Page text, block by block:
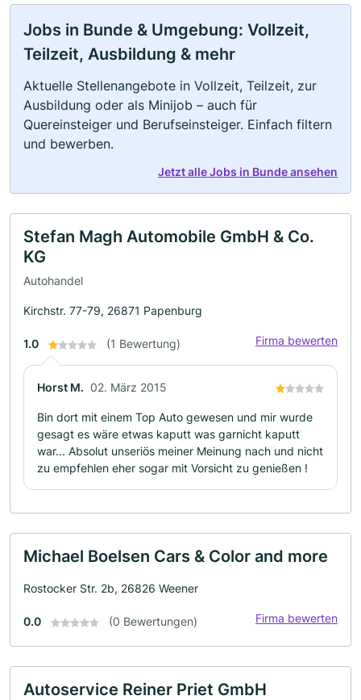
Jobs in Bunde & Umgebung: Vollzeit,
Teilzeit, Ausbildung & mehr
Aktuelle Stellenangebote in Vollzeit, Teilzeit, zur
Ausbildung oder als Minijob – auch für
Quereinsteiger und Berufseinsteiger. Einfach filtern
und bewerben.
Jetzt alle Jobs in Bunde ansehen
Stefan Magh Automobile GmbH & Co.
KG
Autohandel
Kirchstr. 77-79, 26871 Papenburg
1.0 (1 Bewertung) Firma bewerten
Horst M. 02. März 2015
Bin dort mit einem Top Auto gewesen und mir wurde
gesagt es wäre etwas kaputt was garnicht kaputt
war... Absolut unseriös meiner Meinung nach und nicht
zu empfehlen eher sogar mit Vorsicht zu genießen !
Michael Boelsen Cars & Color and more
Rostocker Str. 2b, 26826 Weener
0.0 (0 Bewertungen) Firma bewerten
Autoservice Reiner Priet GmbH